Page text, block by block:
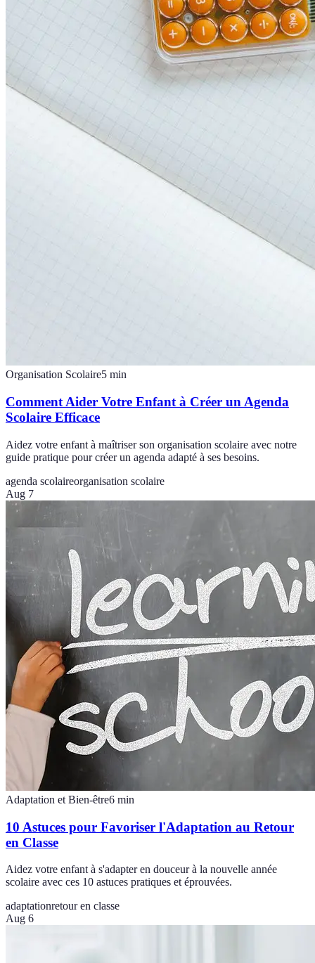
Organisation Scolaire5 min
Comment Aider Votre Enfant à Créer un Agenda
Scolaire Efficace
Aidez votre enfant à maîtriser son organisation scolaire avec notre
guide pratique pour créer un agenda adapté à ses besoins.
agenda scolaireorganisation scolaire
Aug 7
Adaptation et Bien-être6 min
10 Astuces pour Favoriser l'Adaptation au Retour
en Classe
Aidez votre enfant à s'adapter en douceur à la nouvelle année
scolaire avec ces 10 astuces pratiques et éprouvées.
adaptationretour en classe
Aug 6